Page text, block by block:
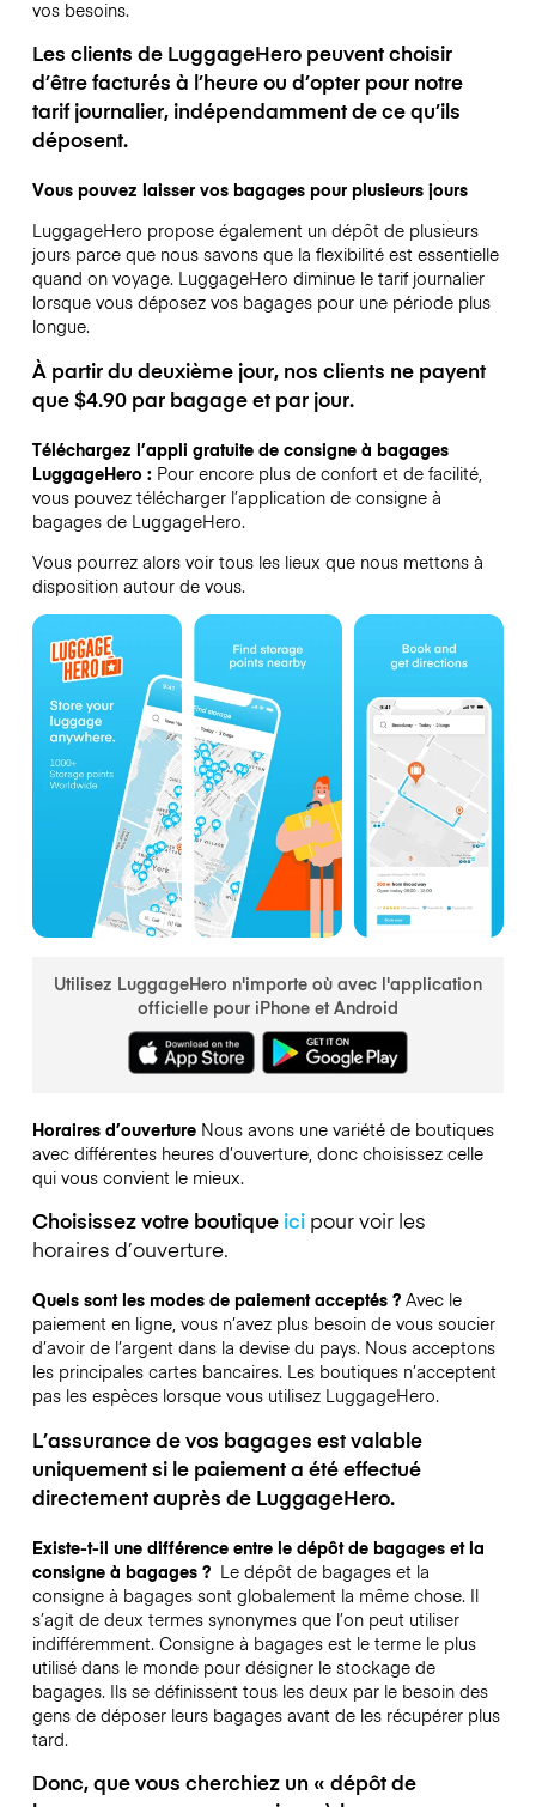
vos besoins.
Les clients de LuggageHero peuvent choisir
d’être facturés à l’heure ou d’opter pour notre
tarif journalier, indépendamment de ce qu’ils
déposent.
Vous pouvez laisser vos bagages pour plusieurs jours
LuggageHero propose également un dépôt de plusieurs
jours parce que nous savons que la flexibilité est essentielle
quand on voyage. LuggageHero diminue le tarif journalier
lorsque vous déposez vos bagages pour une période plus
longue.
À partir du deuxième jour, nos clients ne payent
que $4.90 par bagage et par jour.
Téléchargez l’appli gratuite de consigne à bagages
LuggageHero :Pour encore plus de confort et de facilité,
vous pouvez télécharger l’application de consigne à
bagages de LuggageHero.
Vous pourrez alors voir tous les lieux que nous mettons à
disposition autour de vous.
Utilisez LuggageHero n'importe où avec l'application
officielle pour iPhone et Android
Horaires d’ouverture Nous avons une variété de boutiques
avec différentes heures d’ouverture, donc choisissez celle
qui vous convient le mieux.
Choisissez votre boutique icipour voir les
horaires d’ouverture.
Quels sont les modes de paiement acceptés ? Avec le
paiement en ligne, vous n’avez plus besoin de vous soucier
d’avoir de l’argent dans la devise du pays. Nous acceptons
les principales cartes bancaires. Les boutiques n’acceptent
pas les espèces lorsque vous utilisez LuggageHero.
L’assurance de vos bagages est valable
uniquement si le paiement a été effectué
directement auprès de LuggageHero.
Existe-t-il une différence entre le dépôt de bagages et la
consigne à bagages ? Le dépôt de bagages et la
consigne à bagages sont globalement la même chose. Il
s’agit de deux termes synonymes que l’on peut utiliser
indifféremment. Consigne à bagages est le terme le plus
utilisé dans le monde pour désigner le stockage de
bagages. Ils se définissent tous les deux par le besoin des
gens de déposer leurs bagages avant de les récupérer plus
tard.
Donc, que vous cherchiez un « dépôt de